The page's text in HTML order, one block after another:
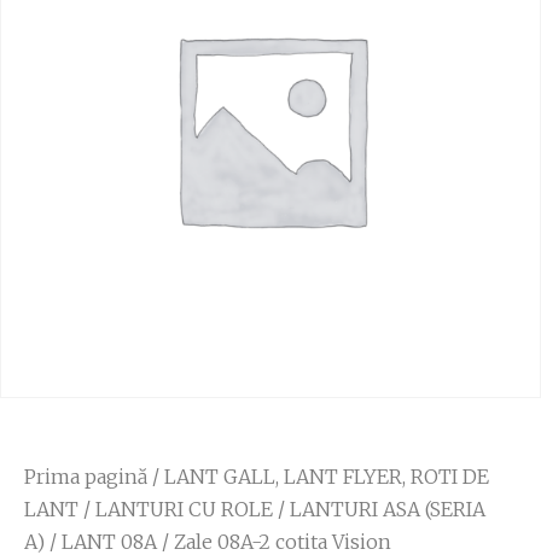
Prima pagină / LANT GALL, LANT FLYER, ROTI DE
LANT / LANTURI CU ROLE / LANTURI ASA (SERIA
A) / LANT 08A/ Zale 08A-2 cotita Vision